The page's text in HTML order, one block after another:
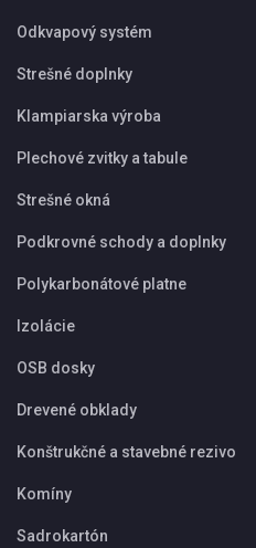
Odkvapový systém
Strešné doplnky
Klampiarska výroba
Plechové zvitky a tabule
Strešné okná
Podkrovné schody a doplnky
Polykarbonátové platne
Izolácie
OSB dosky
Drevené obklady
Konštrukčné a stavebné rezivo
Komíny
Sadrokartón